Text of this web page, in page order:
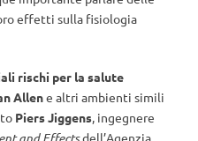
effetti sulla fisiologia
rischi per la salute
Allene altri ambienti simili
Piers Jiggens, ingegnere
dell’Agenzia